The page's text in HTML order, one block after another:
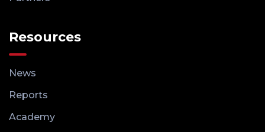
Resources
News
Reports
Academy